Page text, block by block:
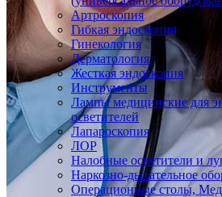
Артроскопия
Гибкая эндоскопия
Гинекология
Дерматология
Жесткая эндоскопия
Инструменты
Лампы медицинские для
осветителей
Лапароскопия
ЛОР
Налобные осветители и
Наркозно-дыхательное
Операционные столы,